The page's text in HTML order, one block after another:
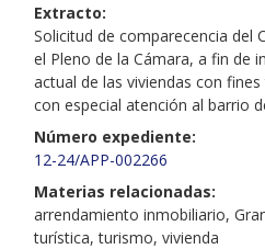
Extracto:
Solicitud de comparecencia del
el Pleno de la Cámara, a fin de
actual de las viviendas con
con especial atención al barrio
Número expediente:
12-24/APP-002266
Materias relacionadas:
arrendamiento inmobiliario,
turística, turismo, vivienda